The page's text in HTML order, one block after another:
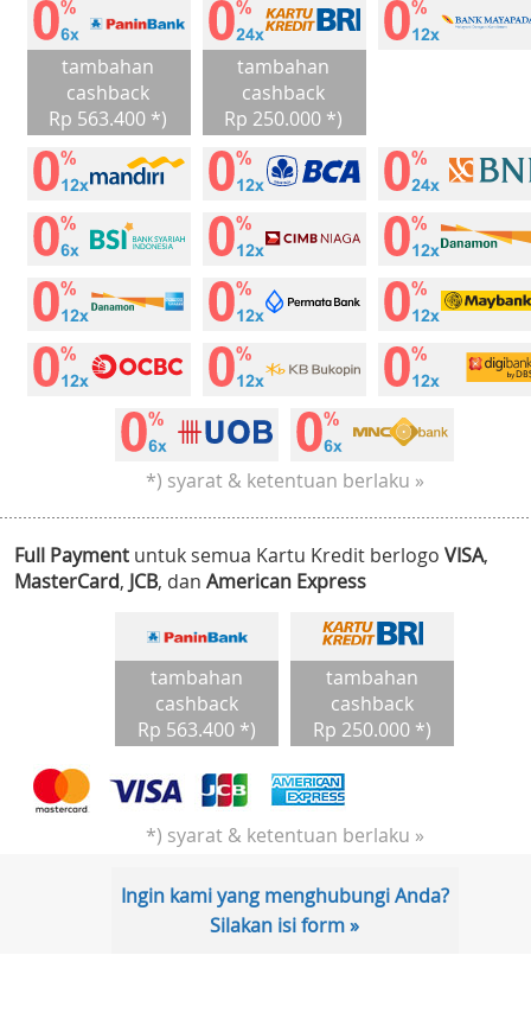
tambahan
cashback
Rp 563.400 *)
tambahan
cashback
Rp 250.000 *)
*) syarat & ketentuan berlaku »
Full Payment untuk semua Kartu Kredit berlogo VISA,
MasterCard, JCB, dan American Express
tambahan
cashback
Rp 563.400 *)
tambahan
cashback
Rp 250.000 *)
*) syarat & ketentuan berlaku »
Ingin kami yang menghubungi Anda?
Silakan isi form »